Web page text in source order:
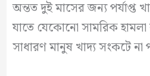
অন্তত দুই মাসের জন্য পর্যাপ্ত
যাতে যেকোনো সামরিক
সাধারণ মানুষ খাদ্য সংকটে না